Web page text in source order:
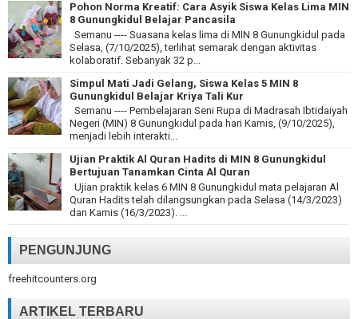
Pohon Norma Kreatif: Cara Asyik Siswa Kelas Lima MIN
8 Gunungkidul Belajar Pancasila
Semanu ---- Suasana kelas lima di MIN 8 Gunungkidul pada
Selasa, (7/10/2025), terlihat semarak dengan aktivitas
kolaboratif. Sebanyak 32 p...
Simpul Mati Jadi Gelang, Siswa Kelas 5 MIN 8
Gunungkidul Belajar Kriya Tali Kur
Semanu ---- Pembelajaran Seni Rupa di Madrasah Ibtidaiyah
Negeri (MIN) 8 Gunungkidul pada hari Kamis, (9/10/2025),
menjadi lebih interakti...
Ujian Praktik Al Quran Hadits di MIN 8 Gunungkidul
Bertujuan Tanamkan Cinta Al Quran
Ujian praktik kelas 6 MIN 8 Gunungkidul mata pelajaran Al
Quran Hadits telah dilangsungkan pada Selasa (14/3/2023)
dan Kamis (16/3/2023). ...
PENGUNJUNG
freehitcounters.org
ARTIKEL TERBARU